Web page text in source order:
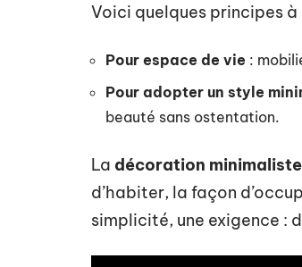
Voici quelques principes à
Pour espace de vie :
Pour adopter un style
beauté sans ostentation.
La décoration minimaliste
d’habiter, la façon
simplicité, une exigence :